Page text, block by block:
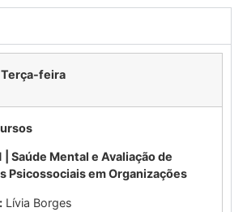
feira
| Saúde Mental e Avaliação de
Psicossociais em Organizações
Lívia Borges